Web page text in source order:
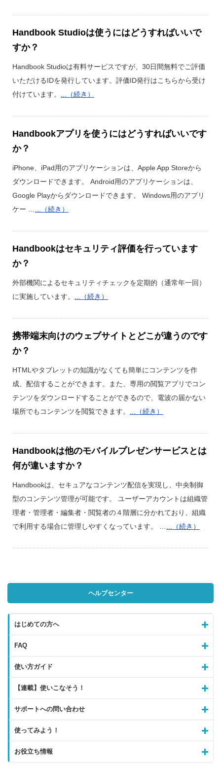
Handbook Studioは使うにはどうすればいいで
すか？
Handbook Studioは有料サービスですが、30日間無料でご評価
いただけるIDを発行しています。評価ID発行はこちらから受け
付けています。
...（続き）
Handbookアプリを使うにはどうすればいいです
か？
iPhone、iPad用のアプリケーションは、Apple App Storeから
ダウンロードできます。 Android用のアプリケーションは、
Google Playからダウンロードできます。 Windows用のアプリ
ケー …
...（続き）
Handbookはセキュリティ評価を行っています
か？
外部機関によるセキュリティチェックを定期的（通常年一回）
に実施しています。
...（続き）
携帯端末向けのウェブサイトとどこが違うのです
か？
HTMLやタブレットの知識がなくても簡単にコンテンツを作
成、配信することができます。また、専用の閲覧アプリでコン
テンツをダウンロードすることができるので、電波の届かない
場所でもコンテンツを閲覧できます。
...（続き）
Handbookは他のモバイルプレゼンサービスとは
何が違いますか？
Handbookは、セキュアなコンテンツ配信を実現し、中央制御
型のコンテンツ管理が可能です。 ユーザーアカウントは組織管
理者・管理者・編集者・閲覧者の４階層に分かれており、組織
で利用する場合に管理しやすくなっています。 …
...（続き）
ヘルプセンター
はじめての方へ
FAQ
使い方ガイド
【連載】使いこなそう！
サポートへの問い合わせ
使ってみよう！
お役立ち情報